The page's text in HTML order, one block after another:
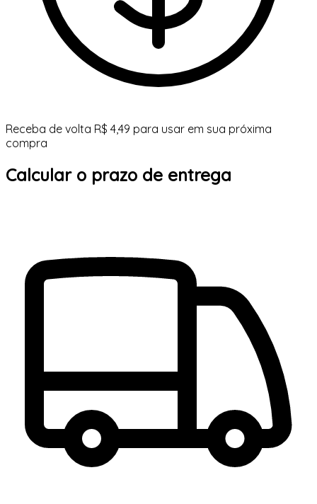
Receba de volta R$ 4,49 para usar em sua próxima
compra
Calcular o prazo de entrega